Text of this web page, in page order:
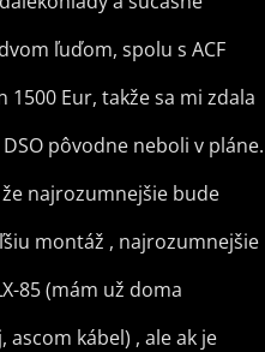
ľuďom, spolu s ACF
1500 Eur, takže sa mi zdala
pôvodne neboli v pláne.
najrozumnejšie bude
montáž , najrozumnejšie
85 (mám už doma
kábel) , ale ak je